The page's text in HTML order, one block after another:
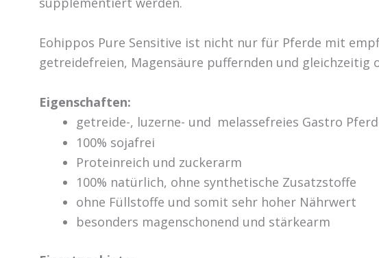
Eohippos Pure Sensitive ist nicht nur für Pferde mit
getreidefreien, Magensäure puffernden und gleichzeitig
Eigenschaften:
getreide-, luzerne- und melassefreies Gastro
100% sojafrei
Proteinreich und zuckerarm
100% natürlich, ohne synthetische Zusatzstoffe
ohne Füllstoffe und somit sehr hoher Nährwert
besonders magenschonend und stärkearm